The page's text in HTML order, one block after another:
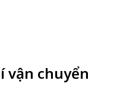
vận chuyển